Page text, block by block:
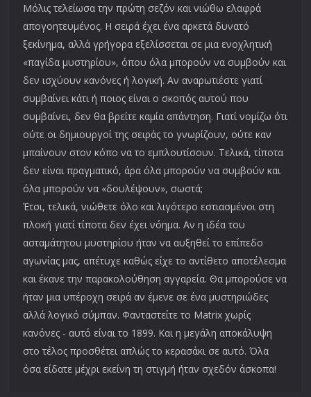
Μόλις τελείωσα την πρώτη σεζόν και νιώθω ελαφρά
απογοητευμένος. Η σειρά έχει ένα αρκετά δυνατό
ξεκίνημα, αλλά γρήγορα εξελίσσεται σε μια ενοχλητική
«παγίδα μυστηρίου», όπου όλα μπορούν να συμβούν και
δεν ισχύουν κανόνες ή λογική. Αν αναρωτιέστε γιατί
συμβαίνει κάτι ή ποιος είναι ο σκοπός αυτού που
συμβαίνει, δεν θα βρείτε καμία απάντηση. Γιατί νομίζω ότι
ούτε οι δημιουργοί της σειράς το γνωρίζουν, ούτε καν
μπαίνουν στον κόπο να το εμπλουτίσουν. Τελικά, τίποτα
δεν είναι πραγματικό, άρα όλα μπορούν να συμβούν και
όλα μπορούν να «δουλέψουν», σωστά;
Έτσι, τελικά, νιώθετε όλο και λιγότερο εστιασμένοι στη
πλοκή γιατί τίποτα δεν έχει νόημα. Αν η ιδέα του
ασταμάτητου μυστηρίου ήταν να αυξηθεί το επίπεδο
αγωνίας μας, απέτυχε καθώς είχε το αντίθετο αποτέλεσμα
και έκανε την παρακολούθηση αγγαρεία. Θα μπορούσε να
ήταν μια υπέροχη σειρά αν έμενε σε ένα μυστηριώδες
αλλά λογικό σύμπαν. Φανταστείτε το Matrix χωρίς
κανόνες - αυτό είναι το 1899. Και η μεγάλη αποκάλυψη
στο τέλος προσθέτει απλώς το κερασάκι σε αυτό. Όλα
όσα είδατε μέχρι εκείνη τη στιγμή ήταν σχεδόν άσκοπα!